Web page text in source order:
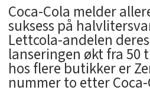
Coca-Cola melder
suksess på
Lettcola-andelen
lanseringen økt fra 50
hos flere butikker er
nummer to etter